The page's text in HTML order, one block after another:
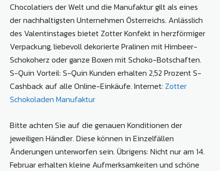
Chocolatiers der Welt und die Manufaktur gilt als eines
der nachhaltigsten Unternehmen Österreichs. Anlässlich
des Valentinstages bietet Zotter Konfekt in herzförmiger
Verpackung, liebevoll dekorierte Pralinen mit Himbeer-
Schokoherz oder ganze Boxen mit Schoko-Botschaften.
S-Quin Vorteil: S-Quin Kunden erhalten 2,52 Prozent S-
Cashback auf alle Online-Einkäufe. Internet: Zotter
Schokoladen Manufaktur
Bitte achten Sie auf die genauen Konditionen der
jeweiligen Händler. Diese können in Einzelfällen
Änderungen unterworfen sein. Übrigens: Nicht nur am 14.
Februar erhalten kleine Aufmerksamkeiten und schöne